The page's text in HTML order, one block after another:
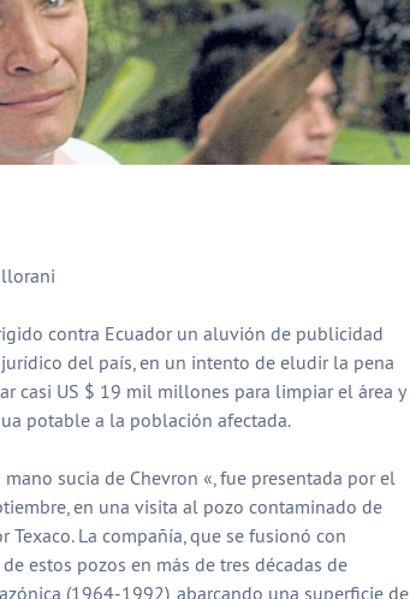
contra Ecuador un aluvión de publicidad
del país, en un intento de eludir la pena
casi US $ 19 mil millones para limpiar el área y
potable a la población afectada.
sucia de Chevron «, fue presentada por el
en una visita al pozo contaminado de
Texaco. La compañía, que se fusionó con
estos pozos en más de tres décadas de
(1964-1992), abarcando una superficie de